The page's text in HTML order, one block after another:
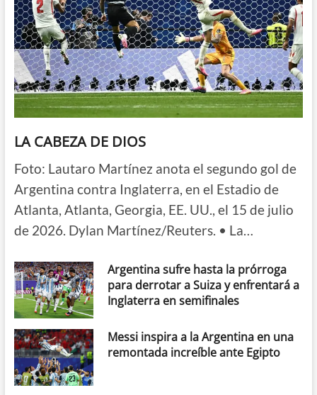
LA CABEZA DE DIOS
Foto: Lautaro Martínez anota el segundo gol de
Argentina contra Inglaterra, en el Estadio de
Atlanta, Atlanta, Georgia, EE. UU., el 15 de julio
de 2026. Dylan Martínez/Reuters. • La…
Argentina sufre hasta la prórroga
para derrotar a Suiza y enfrentará a
Inglaterra en semifinales
Messi inspira a la Argentina en una
remontada increíble ante Egipto